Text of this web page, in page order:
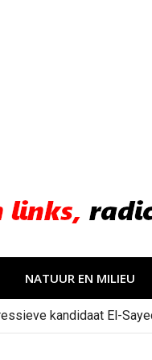
NATUUR EN MILIEU
kandidaat El-